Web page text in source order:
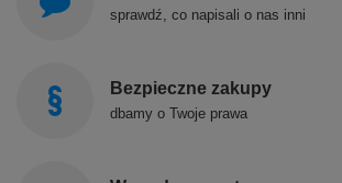
sprawdź, co napisali o nas inni
Bezpieczne zakupy
dbamy o Twoje prawa